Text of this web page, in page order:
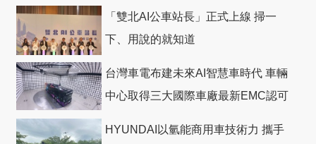
「雙北AI公車站長」正式上線 掃一
下、用說的就知道
台灣車電布建未來AI智慧車時代 車輛
中心取得三大國際車廠最新EMC認可
HYUNDAI以氫能商用車技術力 攜手